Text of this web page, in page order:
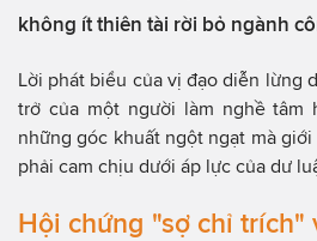
không ít thiên tài rời bỏ ngành
Lời phát biểu của vị đạo diễn lừng
trở của một người làm nghề tâm
những góc khuất ngột ngạt mà giới
phải cam chịu dưới áp lực của dư
Hội chứng "sợ chỉ trích"